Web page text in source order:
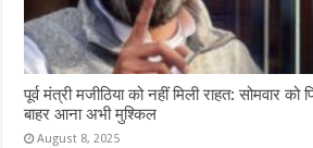
पूर्व मंत्री मजीठिया को नहीं मिली राहत: सोमवार
बाहर आना अभी मुश्किल
August 8, 2025